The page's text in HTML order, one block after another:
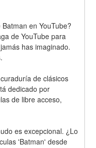
en YouTube?
de YouTube para
has imaginado.
de clásicos
dedicado por
de libre acceso,
es excepcional. ¿Lo
'Batman' desde